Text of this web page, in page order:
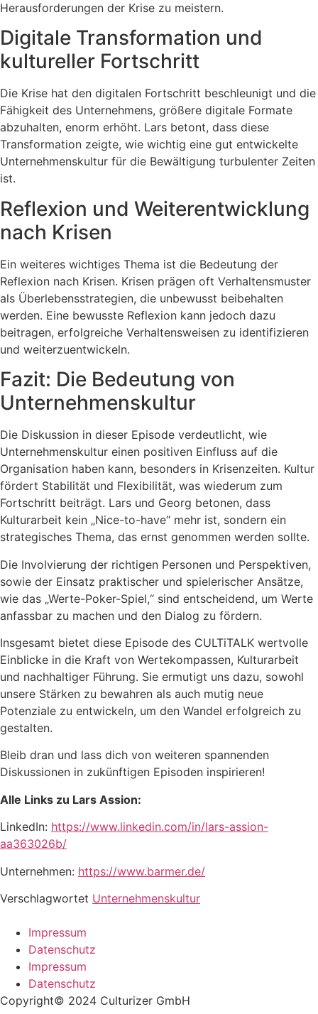
Herausforderungen der Krise zu meistern.
Digitale Transformation und
kultureller Fortschritt
Die Krise hat den digitalen Fortschritt beschleunigt und die
Fähigkeit des Unternehmens, größere digitale Formate
abzuhalten, enorm erhöht. Lars betont, dass diese
Transformation zeigte, wie wichtig eine gut entwickelte
Unternehmenskultur für die Bewältigung turbulenter Zeiten
ist.
Reflexion und Weiterentwicklung
nach Krisen
Ein weiteres wichtiges Thema ist die Bedeutung der
Reflexion nach Krisen. Krisen prägen oft Verhaltensmuster
als Überlebensstrategien, die unbewusst beibehalten
werden. Eine bewusste Reflexion kann jedoch dazu
beitragen, erfolgreiche Verhaltensweisen zu identifizieren
und weiterzuentwickeln.
Fazit: Die Bedeutung von
Unternehmenskultur
Die Diskussion in dieser Episode verdeutlicht, wie
Unternehmenskultur einen positiven Einfluss auf die
Organisation haben kann, besonders in Krisenzeiten. Kultur
fördert Stabilität und Flexibilität, was wiederum zum
Fortschritt beiträgt. Lars und Georg betonen, dass
Kulturarbeit kein „Nice-to-have“ mehr ist, sondern ein
strategisches Thema, das ernst genommen werden sollte.
Die Involvierung der richtigen Personen und Perspektiven,
sowie der Einsatz praktischer und spielerischer Ansätze,
wie das „Werte-Poker-Spiel,“ sind entscheidend, um Werte
anfassbar zu machen und den Dialog zu fördern.
Insgesamt bietet diese Episode des CULTiTALK wertvolle
Einblicke in die Kraft von Wertekompassen, Kulturarbeit
und nachhaltiger Führung. Sie ermutigt uns dazu, sowohl
unsere Stärken zu bewahren als auch mutig neue
Potenziale zu entwickeln, um den Wandel erfolgreich zu
gestalten.
Bleib dran und lass dich von weiteren spannenden
Diskussionen in zukünftigen Episoden inspirieren!
Alle Links zu Lars Assion:
LinkedIn: https://www.linkedin.com/in/lars-assion-
aa363026b/
Unternehmen: https://www.barmer.de/
Verschlagwortet Unternehmenskultur
Impressum
Datenschutz
Impressum
Datenschutz
Copyright© 2024 Culturizer GmbH